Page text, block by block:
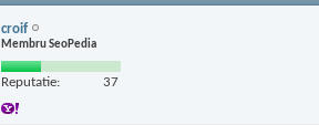
croif
Membru SeoPedia
Reputatie: 37